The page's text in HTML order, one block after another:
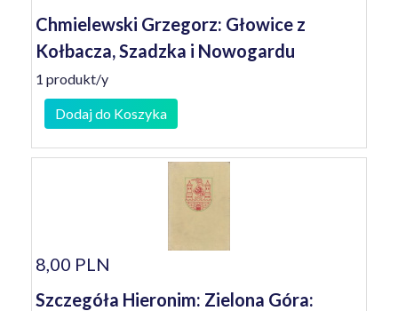
Chmielewski Grzegorz: Głowice z
Kołbacza, Szadzka i Nowogardu
1 produkt/y
Dodaj do Koszyka
8,00 PLN
Szczegóła Hieronim: Zielona Góra: